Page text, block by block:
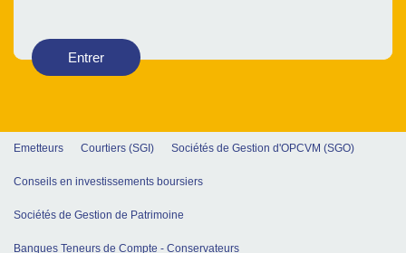
Entrer
Emetteurs Courtiers (SGI) Sociétés de Gestion d'OPCVM (SGO)
Conseils en investissements boursiers
Sociétés de Gestion de Patrimoine
Banques Teneurs de Compte - Conservateurs